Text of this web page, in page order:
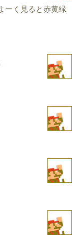
ーく見ると赤黄緑